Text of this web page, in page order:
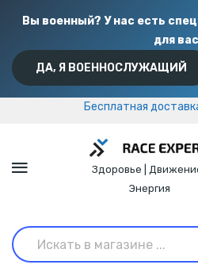
Вы военный? У нас есть
для
ДА, Я ВОЕННОСЛУЖАЩИЙ
Бесплатная
Бесплатная
Здоровье | Движение
Энергия